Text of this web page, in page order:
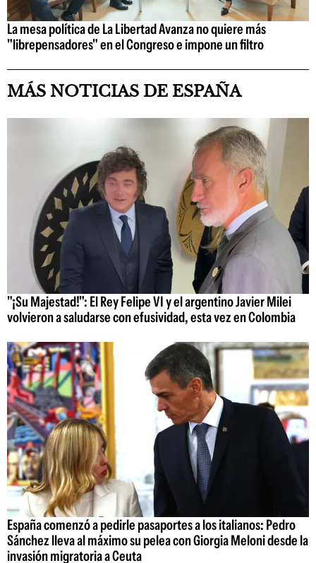
La mesa política de La Libertad Avanza no quiere más
"librepensadores" en el Congreso e impone un filtro
MÁS NOTICIAS DE ESPAÑA
"¡Su Majestad!": El Rey Felipe VI y el argentino Javier Milei
volvieron a saludarse con efusividad, esta vez en Colombia
España comenzó a pedirle pasaportes a los italianos: Pedro
Sánchez lleva al máximo su pelea con Giorgia Meloni desde la
invasión migratoria a Ceuta